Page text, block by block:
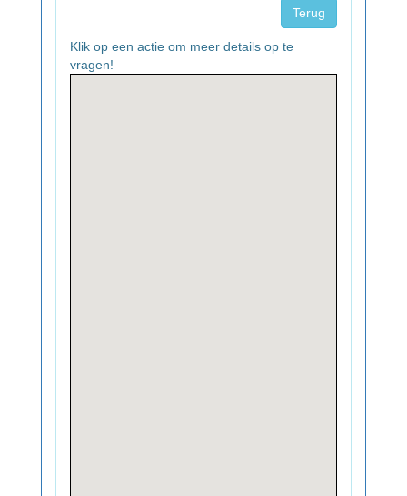
Terug
Klik op een actie om meer details op te
vragen!